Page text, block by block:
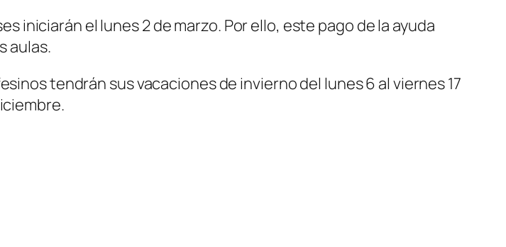
iniciarán el lunes 2 de marzo. Por ello, este pago de la ayuda
aulas.
tendrán sus vacaciones de invierno del lunes 6 al viernes 17